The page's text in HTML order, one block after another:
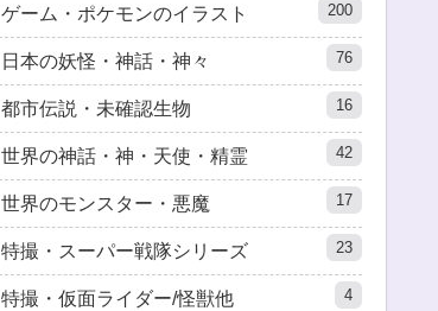
ゲーム・ポケモンのイラスト 200
日本の妖怪・神話・神々 76
都市伝説・未確認生物 16
世界の神話・神・天使・精霊 42
世界のモンスター・悪魔 17
特撮・スーパー戦隊シリーズ 23
特撮・仮面ライダー/怪獣他 4